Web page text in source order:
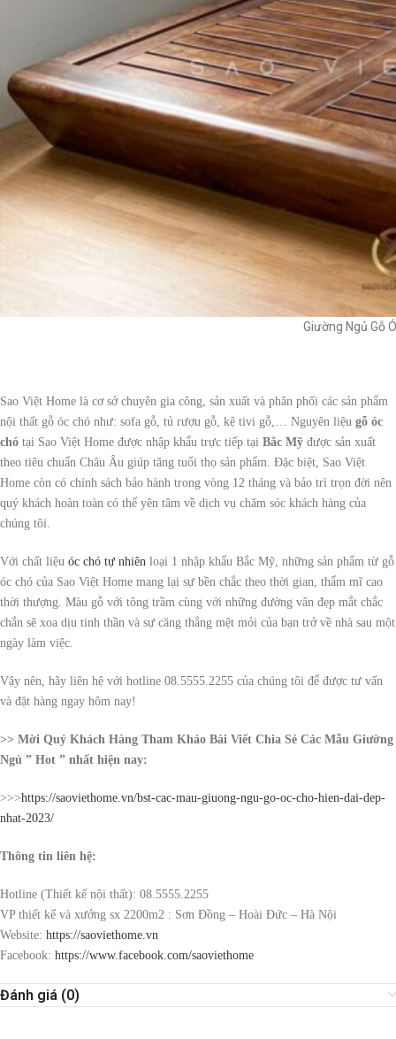
Giường Ngủ Gỗ
Sao Việt Home là cơ sở chuyên gia công, sản xuất và phân phối các sản phẩm
nội thất gỗ óc chó như: sofa gỗ, tủ rượu gỗ, kệ tivi gỗ,… Nguyên liệu gỗ óc
chó tại Sao Việt Home được nhập khẩu trực tiếp tại Bắc Mỹ được sản xuất
theo tiêu chuẩn Châu Âu giúp tăng tuổi thọ sản phẩm. Đặc biệt, Sao Việt
Home còn có chính sách bảo hành trong vòng 12 tháng và bảo trì trọn đời nên
quý khách hoàn toàn có thể yên tâm về dịch vụ chăm sóc khách hàng của
chúng tôi.
Với chất liệu óc chó tự nhiên loại 1 nhập khẩu Bắc Mỹ, những sản phẩm từ gỗ
óc chó của Sao Việt Home mang lại sự bền chắc theo thời gian, thẩm mĩ cao
thời thượng. Màu gỗ với tông trầm cùng với những đường vân đẹp mắt chắc
chắn sẽ xoa dịu tinh thần và sự căng thẳng mệt mỏi của bạn trở về nhà sau một
ngày làm việc.
Vậy nên, hãy liên hệ với hotline 08.5555.2255 của chúng tôi để được tư vấn
và đặt hàng ngay hôm nay!
>> Mời Quý Khách Hàng Tham Khảo Bài Viết Chia Sẻ Các Mẫu Giường
Ngủ ” Hot ” nhất hiện nay:
>>>https://saoviethome.vn/bst-cac-mau-giuong-ngu-go-oc-cho-hien-dai-dep-
nhat-2023/
Thông tin liên hệ:
Hotline (Thiết kế nội thất): 08.5555.2255
VP thiết kế và xưởng sx 2200m2 : Sơn Đồng – Hoài Đức – Hà Nội
Website: https://saoviethome.vn
Facebook: https://www.facebook.com/saoviethome
Đánh giá (0)